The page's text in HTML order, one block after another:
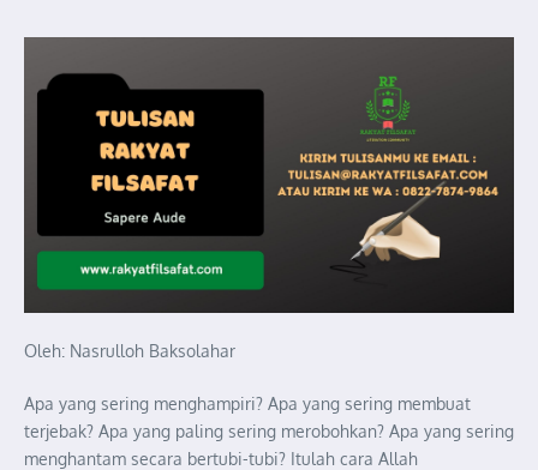
Oleh: Nasrulloh Baksolahar
Apa yang sering menghampiri? Apa yang sering membuat
terjebak? Apa yang paling sering merobohkan? Apa yang sering
menghantam secara bertubi-tubi? Itulah cara Allah